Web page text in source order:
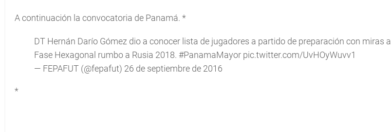
A continuación la convocatoria de Panamá. *
DT Hernán Darío Gómez dio a conocer lista de jugadores a partido de preparación con miras a
Fase Hexagonal rumbo a Rusia 2018. #PanamaMayor pic.twitter.com/UvHOyWuvv1
— FEPAFUT (@fepafut) 26 de septiembre de 2016
*